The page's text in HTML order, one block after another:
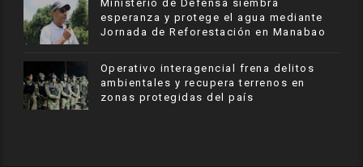
Ministerio de Defensa siembra
esperanza y protege el agua mediante
Jornada de Reforestación en Manabao
Operativo interagencial frena delitos
ambientales y recupera terrenos en
zonas protegidas del país